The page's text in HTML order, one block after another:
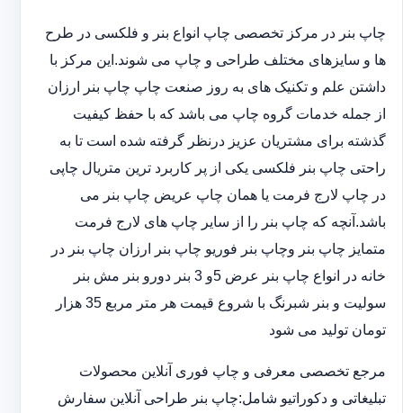
چاپ بنر در مرکز تخصصی چاپ انواع بنر و فلکسی در طرح
ها و سایزهای مختلف طراحی و چاپ می شوند.این مرکز با
داشتن علم و تکنیک های به روز صنعت چاپ چاپ بنر ارزان
از جمله خدمات گروه چاپ می باشد که با حفظ کیفیت
گذشته برای مشتریان عزیز درنظر گرفته شده است تا به
راحتی چاپ بنر فلکسی یکی از پر کاربرد ترین متریال چاپی
در چاپ لارج فرمت یا همان چاپ عریض چاپ بنر می
باشد.آنچه که چاپ بنر را از سایر چاپ های لارج فرمت
متمایز چاپ بنر وچاپ بنر فوریو چاپ بنر ارزان چاپ بنر در
خانه در انواع چاپ بنر عرض 5و 3 بنر دورو بنر مش بنر
سولیت و بنر شبرنگ با شروع قیمت هر متر مربع 35 هزار
تومان تولید می شود
مرجع تخصصی معرفی و چاپ فوری آنلاین محصولات
تبلیغاتی و دکوراتیو شامل:چاپ بنر طراحی آنلاین سفارش